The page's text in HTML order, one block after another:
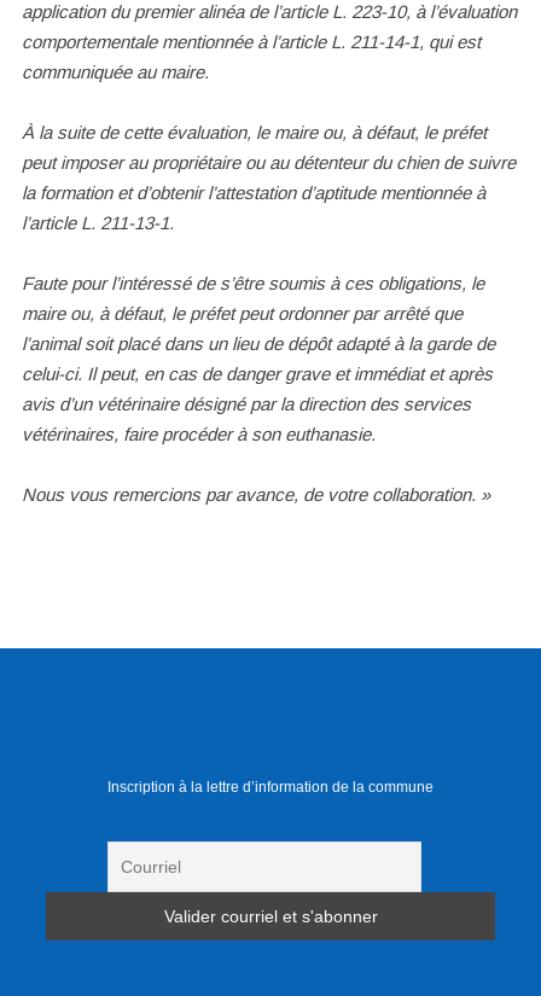
application du premier alinéa de l’article L. 223-10, à l’évaluation
comportementale mentionnée à l’article L. 211-14-1, qui est
communiquée au maire.
À la suite de cette évaluation, le maire ou, à défaut, le préfet
peut imposer au propriétaire ou au détenteur du chien de suivre
la formation et d’obtenir l’attestation d’aptitude mentionnée à
l’article L. 211-13-1.
Faute pour l’intéressé de s’être soumis à ces obligations, le
maire ou, à défaut, le préfet peut ordonner par arrêté que
l’animal soit placé dans un lieu de dépôt adapté à la garde de
celui-ci. Il peut, en cas de danger grave et immédiat et après
avis d’un vétérinaire désigné par la direction des services
vétérinaires, faire procéder à son euthanasie.
Nous vous remercions par avance, de votre collaboration. »
Inscription à la lettre d’information de la commune